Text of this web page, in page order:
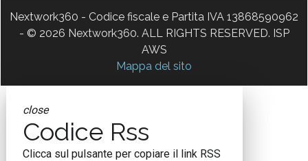
Nextwork360 - Codice fiscale e Partita IVA 13868590962
- © 2026 Nextwork360. ALL RIGHTS RESERVED. ISP
AWS
Mappa del sito
close
Codice Rss
Clicca sul pulsante per copiare il link RSS